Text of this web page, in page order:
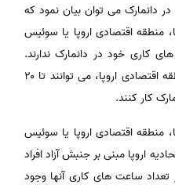
می توان بیان نمود که
منطقه اقتصادی اروپا یا سوئیس
کاری خود در دانمارک ندارند.
دانشجویان غیر اتحادیه اروپا یا منطقه اقتصادی اروپا، می توانند تا ۲۰
کار کنند.
منطقه اقتصادی اروپا یا سوئیس
اروپا مبنی بر جنبش آزاد افراد
ساعت های کاری آنها وجود